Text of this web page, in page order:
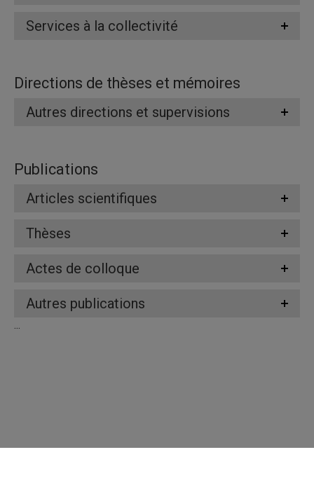
Services à la collectivité
Directions de thèses et mémoires
Autres directions et supervisions
Publications
Articles scientifiques
Thèses
Actes de colloque
Autres publications
...